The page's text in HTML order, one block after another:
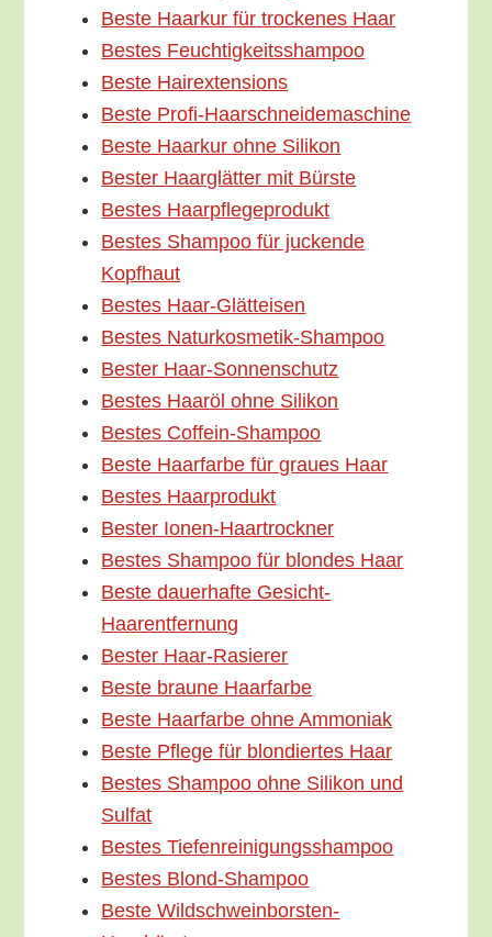
Bes­te Haar­kur für tro­cke­nes Haar
Bes­tes Feuchtigkeitsshampoo
Bes­te Hairextensions
Bes­te Profi-Haarschneidemaschine
Bes­te Haar­kur ohne Silikon
Bes­ter Haar­glät­ter mit Bürste
Bes­tes Haarpflegeprodukt
Bes­tes Sham­poo für jucken­de
Kopfhaut
Bes­tes Haar-Glätteisen
Bes­tes Naturkosmetik-Shampoo
Bes­ter Haar-Sonnenschutz
Bes­tes Haar­öl ohne Silikon
Bes­tes Coffein-Shampoo
Bes­te Haar­far­be für grau­es Haar
Bes­tes Haarprodukt
Bes­ter Ionen-Haartrockner
Bes­tes Sham­poo für blon­des Haar
Bes­te dau­er­haf­te Gesicht-
Haarentfernung
Bes­ter Haar-Rasierer
Bes­te brau­ne Haarfarbe
Bes­te Haar­far­be ohne Ammoniak
Bes­te Pfle­ge für blon­dier­tes Haar
Bes­tes Sham­poo ohne Sili­kon und
Sulfat
Bes­tes Tiefenreinigungsshampoo
Bes­tes Blond-Shampoo
Bes­te Wildschweinborsten-